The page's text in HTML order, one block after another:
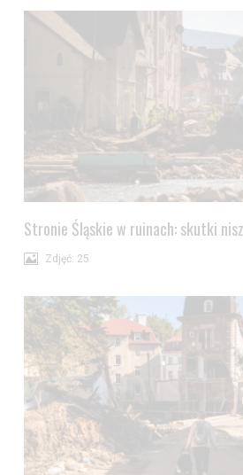
Stronie Śląskie w ruinach: skutki
Zdjęć: 25